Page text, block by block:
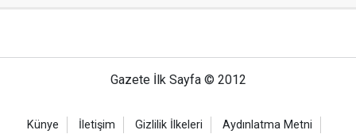
Gazete İlk Sayfa © 2012
Künye İletişim Gizlilik İlkeleri Aydınlatma Metni